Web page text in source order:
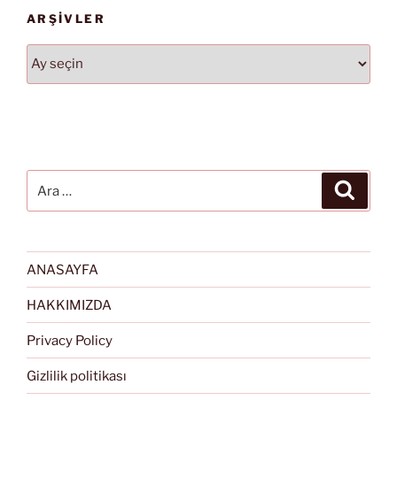
ARŞIVLER
Arşivler
ANASAYFA
HAKKIMIZDA
Privacy Policy
Gizlilik politikası